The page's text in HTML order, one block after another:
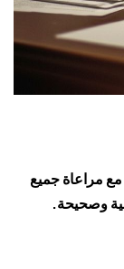
مراعاة جميع
وصحيحة.